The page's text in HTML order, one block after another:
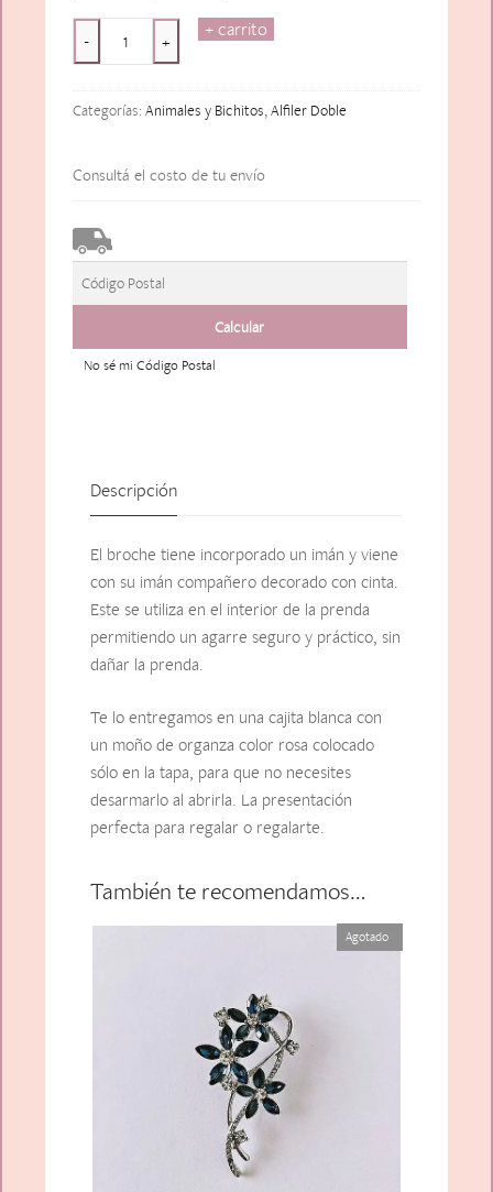
Cricket
cantidad
- +
+ carrito
Categorías: Animales y Bichitos,Alfiler Doble
Consultá el costo de tu envío
No sé mi Código Postal
Descripción
El broche tiene incorporado un imán y viene
con su imán compañero decorado con cinta.
Este se utiliza en el interior de la prenda
permitiendo un agarre seguro y práctico, sin
dañar la prenda.
Te lo entregamos en una cajita blanca con
un moño de organza color rosa colocado
sólo en la tapa, para que no necesites
desarmarlo al abrirla. La presentación
perfecta para regalar o regalarte.
También te recomendamos…
Agotado